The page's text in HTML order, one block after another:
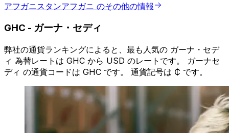
アフガニスタンアフガニ のその他の情報
GHC - ガーナ・セディ
弊社の通貨ランキングによると、最も人気の ガーナ・セデ
ィ 為替レートは GHC から USD のレートです。 ガーナセ
ディ の通貨コードは GHC です。 通貨記号は ₵ です。